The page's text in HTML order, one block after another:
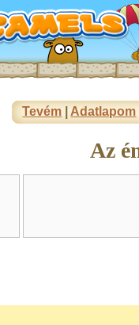
Tevém Adatlapom
Az